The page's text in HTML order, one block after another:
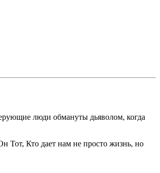
люди обмануты дьяволом, когда
Тот, Кто дает нам не просто жизнь, но